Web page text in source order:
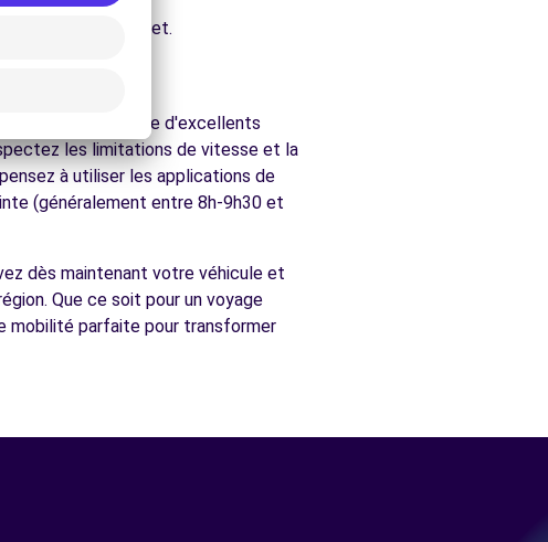
marchés de Guéret.
la région bénéficie d'excellents
les limitations de vitesse et la
à utiliser les applications de
(généralement entre 8h-9h30 et
dès maintenant votre véhicule et
Que ce soit pour un voyage
mobilité parfaite pour transformer